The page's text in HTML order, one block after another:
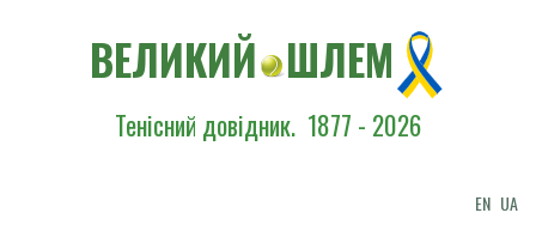
ВЕЛИКИЙ ШЛЕМ
Тенісний довідник. 1877 - 2026
EN UA